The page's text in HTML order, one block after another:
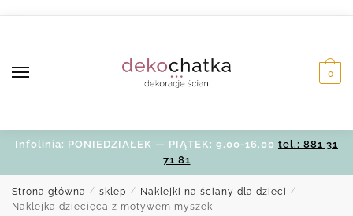
0
Infolinia: PONIEDZIAŁEK — PIĄTEK: 9.00-16.00 tel.: 881 31
71 81
Strona główna / sklep / Naklejki na ściany dla dzieci /
Naklejka dziecięca z motywem myszek